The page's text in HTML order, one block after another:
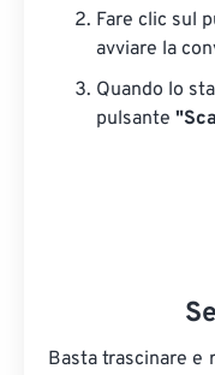
Fare clic sul
avviare la
Quando lo
pulsante
Basta trascinare e